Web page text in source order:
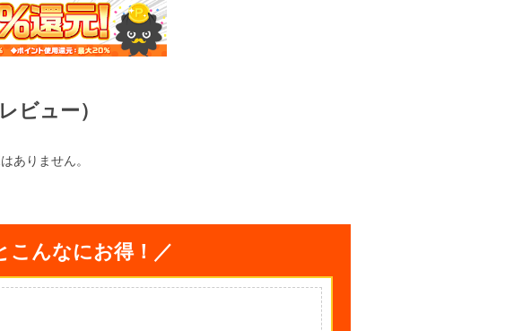
ビュー）
ありません。
こんなにお得！／